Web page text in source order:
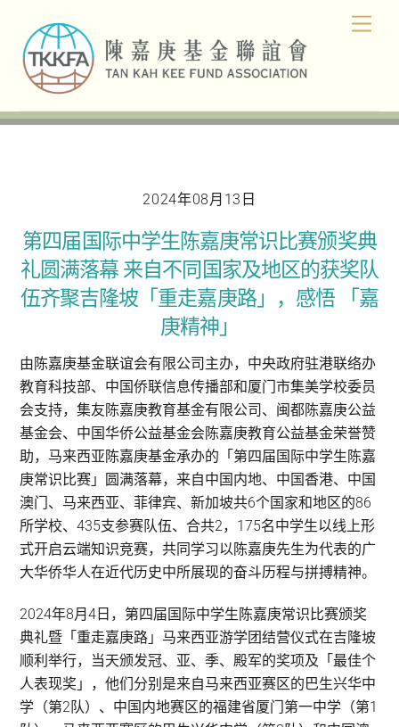
content
2024年08月13日
第四届国际中学生陈嘉庚常识比赛颁奖典
礼圆满落幕 来自不同国家及地区的获奖队
伍齐聚吉隆坡「重走嘉庚路」，感悟 「嘉
庚精神」
由陈嘉庚基金联谊会有限公司主办，中央政府驻港联络办
教育科技部、中国侨联信息传播部和厦门市集美学校委员
会支持，集友陈嘉庚教育基金有限公司、闽都陈嘉庚公益
基金会、中国华侨公益基金会陈嘉庚教育公益基金荣誉赞
助，马来西亚陈嘉庚基金承办的「第四届国际中学生陈嘉
庚常识比赛」圆满落幕，来自中国内地、中国香港、中国
澳门、马来西亚、菲律宾、新加坡共6个国家和地区的86
所学校、435支参赛队伍、合共2，175名中学生以线上形
式开启云端知识竞赛，共同学习以陈嘉庚先生为代表的广
大华侨华人在近代历史中所展现的奋斗历程与拼搏精神。
2024年8月4日，第四届国际中学生陈嘉庚常识比赛颁奖
典礼暨「重走嘉庚路」马来西亚游学团结营仪式在吉隆坡
顺利举行，当天颁发冠、亚、季、殿军的奖项及「最佳个
人表现奖」，他们分别是来自马来西亚赛区的巴生兴华中
学（第2队）、中国内地赛区的福建省厦门第一中学（第1